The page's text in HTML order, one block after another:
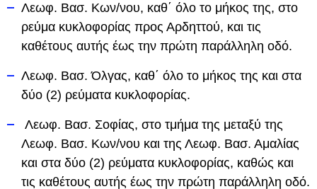
Λεωφ. Βασ. Κων/νου, καθ΄ όλο το μήκος της, στο
ρεύμα κυκλοφορίας προς Αρδηττού, και τις
καθέτους αυτής έως την πρώτη παράλληλη οδό.
Λεωφ. Βασ. Όλγας, καθ΄ όλο το μήκος της και στα
δύο (2) ρεύματα κυκλοφορίας.
Λεωφ. Βασ. Σοφίας, στο τμήμα της μεταξύ της
Λεωφ. Βασ. Κων/νου και της Λεωφ. Βασ. Αμαλίας
και στα δύο (2) ρεύματα κυκλοφορίας, καθώς και
τις καθέτους αυτής έως την πρώτη παράλληλη οδό.